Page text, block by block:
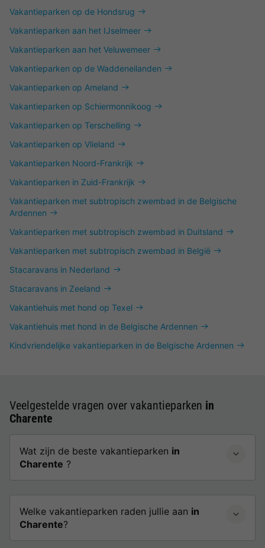
Vakantieparken op de Hondsrug
Vakantieparken aan het IJselmeer
Vakantieparken aan het Veluwemeer
Vakantieparken op de Waddeneilanden
Vakantieparken op Ameland
Vakantieparken op Schiermonnikoog
Vakantieparken op Terschelling
Vakantieparken op Vlieland
Vakantieparken Noord-Frankrijk
Vakantieparken in Zuid-Frankrijk
Vakantieparken met subtropisch zwembad in de Belgische
Ardennen
Vakantieparken met subtropisch zwembad in Duitsland
Vakantieparken met subtropisch zwembad in België
Stacaravans in Nederland
Stacaravans in Zeeland
Vakantiehuis met hond op Texel
Vakantiehuis met hond in de Belgische Ardennen
Kindvriendelijke vakantieparken in de Belgische Ardennen
Veelgestelde vragen over vakantieparken in
Charente
Wat zijn de beste vakantieparken in
Charente ?
Welke vakantieparken raden jullie aan in
Charente?